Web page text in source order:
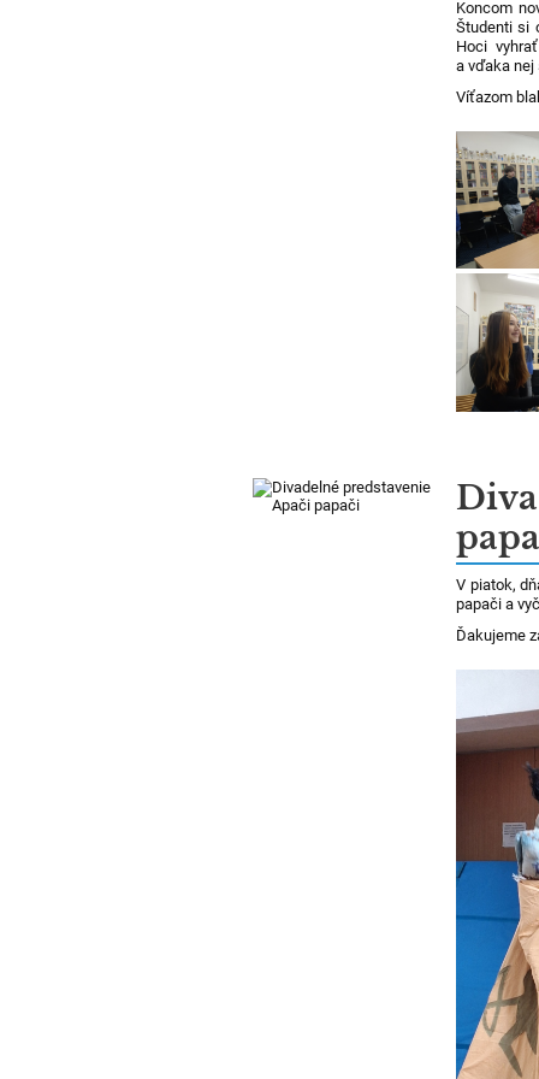
Koncom
Študenti si
Hoci
a vďaka nej
Víťazom
V piatok,
papači a
Ďakujeme